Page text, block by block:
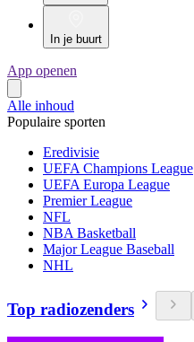
In je buurt
App openen
Alle inhoud
Populaire sporten
Eredivisie
UEFA Champions League
UEFA Europa League
Premier League
NFL
NBA Basketball
Major League Baseball
NHL
Top radiozenders